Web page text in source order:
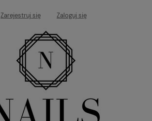
Zarejestruj się Zaloguj się